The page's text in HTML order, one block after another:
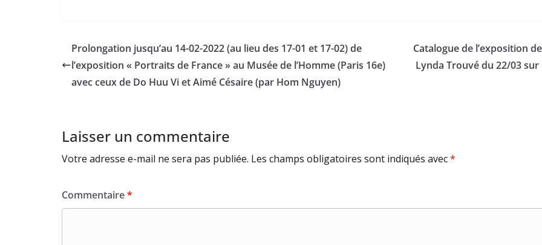
Prolongation jusqu’au 14-02-2022 (au lieu des 17-01 et 17-02) de
l’exposition « Portraits de France » au Musée de l’Homme (Paris 16e)
avec ceux de Do Huu Vi et Aimé Césaire (par Hom Nguyen)
Catalogue de l’exposition
Lynda Trouvé du 22/03
Laisser un commentaire
Votre adresse e-mail ne sera pas publiée. Les champs obligatoires sont indiqués avec*
Commentaire*